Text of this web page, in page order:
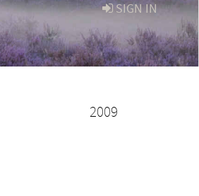
SIGN IN
2009